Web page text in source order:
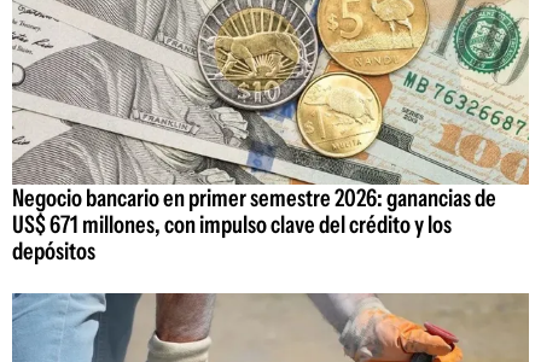
Negocio bancario en primer semestre 2026: ganancias de
US$ 671 millones, con impulso clave del crédito y los
depósitos